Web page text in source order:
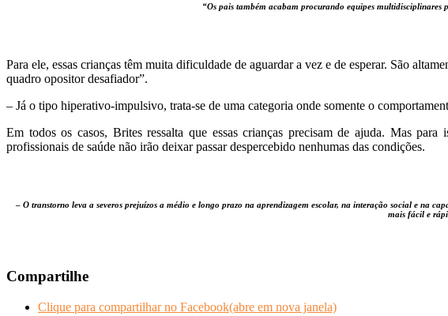
“Os pais também acabam procurando equipes
Para ele, essas crianças têm muita dificuldade de aguardar a vez e de esperar. São
quadro opositor desafiador”.
– Já o tipo hiperativo-impulsivo, trata-se de uma categoria onde somente o
Em todos os casos, Brites ressalta que essas crianças precisam de ajuda. Mas
profissionais de saúde não irão deixar passar despercebido nenhumas das condições.
– O transtorno leva a severos prejuízos a médio e longo prazo na aprendizagem escolar, na interação social e na
mais fácil e
Compartilhe
Clique para compartilhar no Facebook(abre em nova janela)